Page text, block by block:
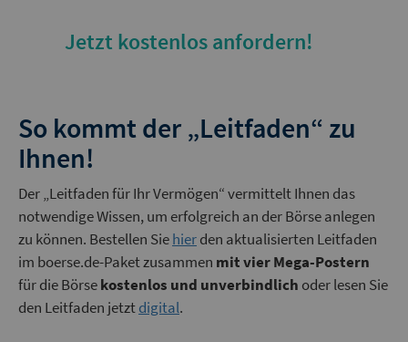
Jetzt kostenlos anfordern!
So kommt der „Leitfaden“ zu
Ihnen!
Der „Leitfaden für Ihr Vermögen“ vermittelt Ihnen das
notwendige Wissen, um erfolgreich an der Börse anlegen
zu können. Bestellen Siehierden aktualisierten Leitfaden
im boerse.de-Paket zusammen mit vier Mega-Postern
für die Börsekostenlos und unverbindlich oder lesen Sie
den Leitfaden jetztdigital.